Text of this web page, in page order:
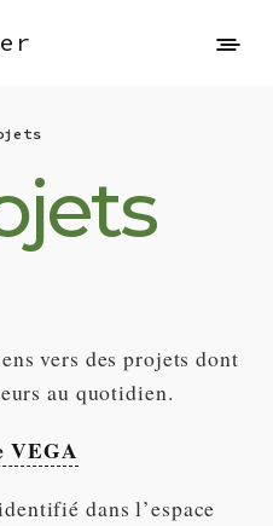
vers des projets dont
au quotidien.
VEGA
dans l’espace